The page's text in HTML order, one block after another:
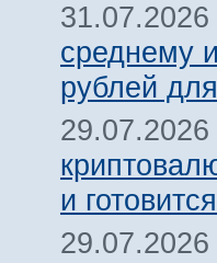
31.07.2026
среднему
рублей
29.07.2026
и
29.07.2026